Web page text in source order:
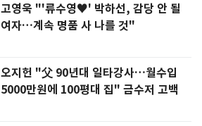
고영욱 "'류수영♥' 박하선, 감당 안 될
여자…계속 명품 사 나를 것"
오지헌 "父 90년대 일타강사…월수입
5000만원에 100평대 집" 금수저 고백